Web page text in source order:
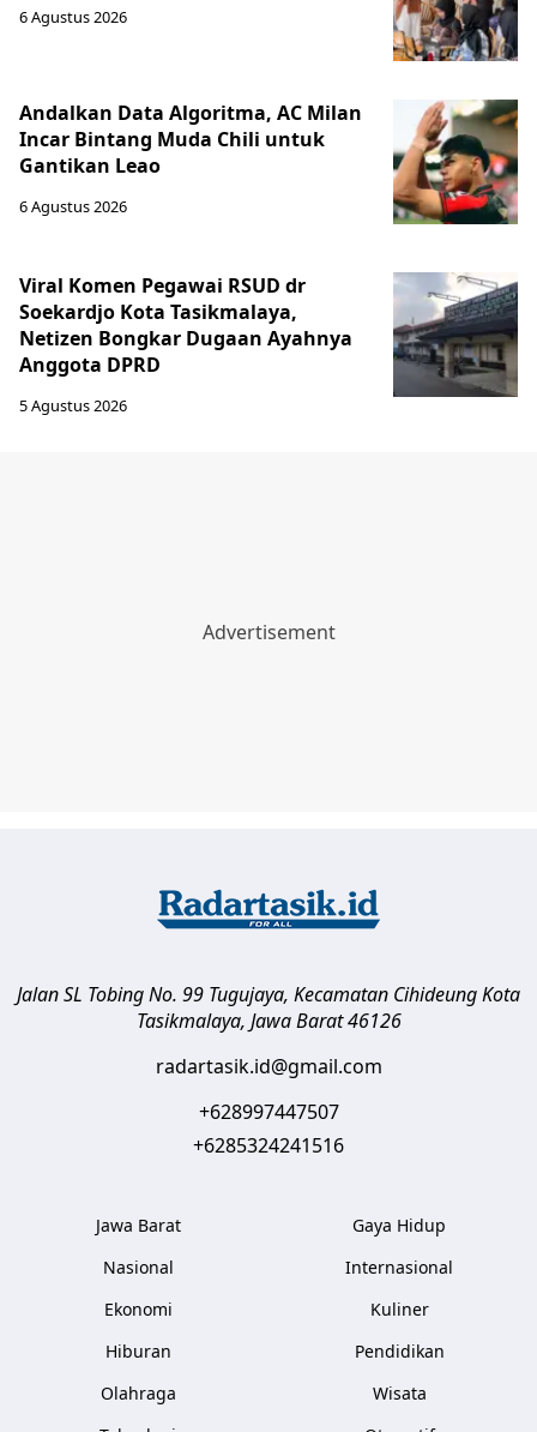
6 Agustus 2026
Andalkan Data Algoritma, AC Milan
Incar Bintang Muda Chili untuk
Gantikan Leao
6 Agustus 2026
Viral Komen Pegawai RSUD dr
Soekardjo Kota Tasikmalaya,
Netizen Bongkar Dugaan Ayahnya
Anggota DPRD
5 Agustus 2026
Jalan SL Tobing No. 99 Tugujaya, Kecamatan CihideungKota
Tasikmalaya, Jawa Barat 46126
radartasik.id@gmail.com
+628997447507
+6285324241516
Jawa Barat
Nasional
Ekonomi
Hiburan
Olahraga
Gaya Hidup
Internasional
Kuliner
Pendidikan
Wisata